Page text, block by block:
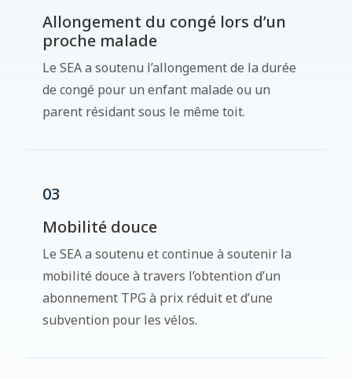
Allongement du congé lors d’un
proche malade
Le SEA a soutenu l’allongement de la durée
de congé pour un enfant malade ou un
parent résidant sous le même toit.
03
Mobilité douce
Le SEA a soutenu et continue à soutenir la
mobilité douce à travers l’obtention d’un
abonnement TPG à prix réduit et d’une
subvention pour les vélos.